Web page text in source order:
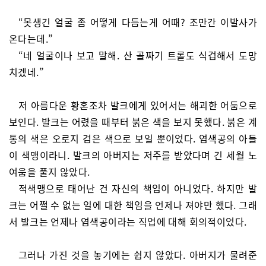
“못생긴 얼굴 좀 어떻게 다듬는게 어때? 조만간 이발사가
온다는데.”
“네 얼굴이나 보고 말해. 산 골짜기 트롤도 식겁해서 도망
치겠네.”
저 아름다운 황혼조차 발크에게 있어서는 해괴한 어둠으로
보인다. 발크는 어렸을 때부터 붉은 색을 보지 못했다. 붉은 계
통의 색은 오로지 검은 색으로 보일 뿐이었다. 염색공의 아들
이 색맹이라니. 발크의 아버지는 저주를 받았다며 긴 세월 노
여움을 풀지 않았다.
적색맹으로 태어난 건 자신의 책임이 아니었다. 하지만 발
크는 어쩔 수 없는 일에 대한 책임을 언제나 져야만 했다. 그래
서 발크는 언제나 염색공이라는 직업에 대해 회의적이었다.
그러나 가진 것을 놓기에는 쉽지 않았다. 아버지가 물려준